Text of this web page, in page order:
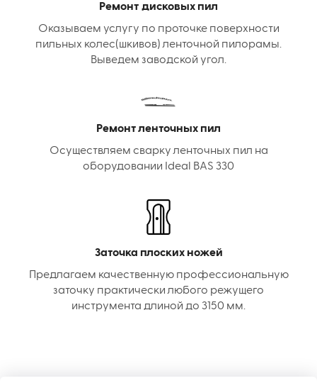
Ремонт дисковых пил
Оказываем услугу по проточке поверхности
пильных колес(шкивов) ленточной пилорамы.
Выведем заводской угол.
Ремонт ленточных пил
Осуществляем сварку ленточных пил на
оборудовании Ideal BAS 330
Заточка плоских ножей
Предлагаем качественную профессиональную
заточку практически любого режущего
инструмента длиной до 3150 мм.